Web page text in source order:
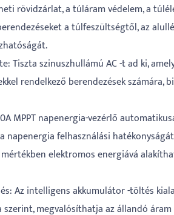
rövidzárlat, a túláram védelem, a
a túlfeszültségtől, az
Tiszta szinuszhullámú AC -t ad ki,
rendelkező berendezések
MPPT napenergia-vezérlő
felhasználási
elektromos energiává
Az intelligens akkumulátor -töltés
megvalósíthatja az állandó